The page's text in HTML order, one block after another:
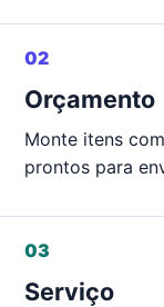
02
Orçamento
Monte itens
prontos para
03
Serviço